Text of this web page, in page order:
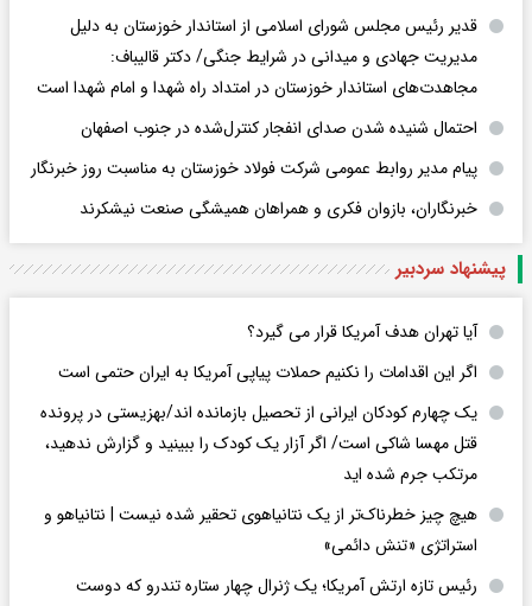
قدیر رئیس مجلس شورای اسلامی از استاندار خوزستان به دلیل
مدیریت جهادی و میدانی در شرایط جنگی/ دکتر قالیباف:
مجاهدت‌های استاندار خوزستان در امتداد راه شهدا و امام شهدا است
احتمال شنیده شدن صدای انفجار کنترل‌شده در جنوب اصفهان
پیام مدیر روابط عمومی شرکت فولاد خوزستان به مناسبت روز خبرنگار
خبرنگاران، بازوان فکری و همراهان همیشگی صنعت نیشکرند
پیشنهاد سردبیر
آیا تهران هدف آمریکا قرار می گیرد؟
اگر این اقدامات را نکنیم حملات پیاپی آمریکا به ایران حتمی است
یک چهارم کودکان ایرانی از تحصیل بازمانده اند/بهزیستی در پرونده
قتل مهسا شاکی است/ اگر آزار یک کودک را ببینید و گزارش ندهید،
مرتکب جرم شده اید
هیچ چیز خطرناک‌تر از یک نتانیاهوی تحقیر شده نیست | نتانیاهو و
استراتژی «تنش دائمی»
رئیس تازه ارتش آمریکا؛ یک ژنرال چهار ستاره تندرو که دوست